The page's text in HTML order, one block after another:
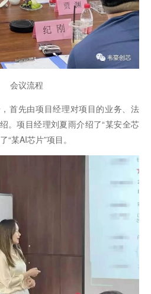
会议流程
首先由项目经理对项目的业务、法
。项目经理刘夏雨介绍了“某安全芯
“某AI芯片”项目。